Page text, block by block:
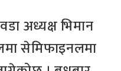
अध्यक्ष भिमान
सेमिफाइनलमा